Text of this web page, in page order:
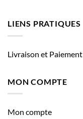
LIENS PRATIQUES
Livraison et Paiement
MON COMPTE
Mon compte